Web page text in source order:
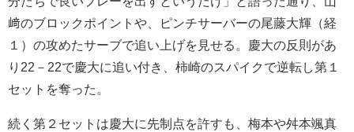
﨑のブロックポイントや、ピンチサーバーの尾藤大輝（経
１）の攻めたサーブで追い上げを見せる。慶大の反則があ
り22－22で慶大に追い付き、柿崎のスパイクで逆転し第１
セットを奪った。
続く第２セットは慶大に先制点を許すも、梅本や舛本颯真